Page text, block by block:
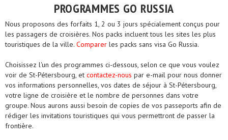
PROGRAMMES GO RUSSIA
Nous proposons des forfaits 1, 2 ou 3 jours spécialement conçus pour
les passagers de croisières. Nos packs incluent tous les sites les plus
touristiques de la ville. Comparer les packs sans visa Go Russia.
Choisissez l'un des programmes ci-dessous, selon ce que vous voulez
voir de St-Pétersbourg, et contactez-nous par e-mail pour nous donner
vos informations personnelles, vos dates de séjour à St-Pétersbourg,
votre ligne de croisière et le nombre de personnes dans votre
groupe. Nous aurons aussi besoin de copies de vos passeports afin de
rédiger les invitations touristiques qui vous permettront de passer la
frontière.